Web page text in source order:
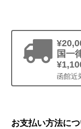
国一
函館近
お支払い方法に